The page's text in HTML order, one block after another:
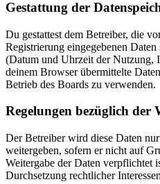
Gestattung der
Du gestattest dem Betreiber, die
Registrierung eingegebenen
(Datum und Uhrzeit der Nutzung,
deinem Browser übermittelte
Betrieb des Boards zu verwenden.
Regelungen bezüglich der
Der Betreiber wird diese Daten
weitergeben, sofern er nicht auf
Weitergabe der Daten verpflichtet
Durchsetzung rechtlicher